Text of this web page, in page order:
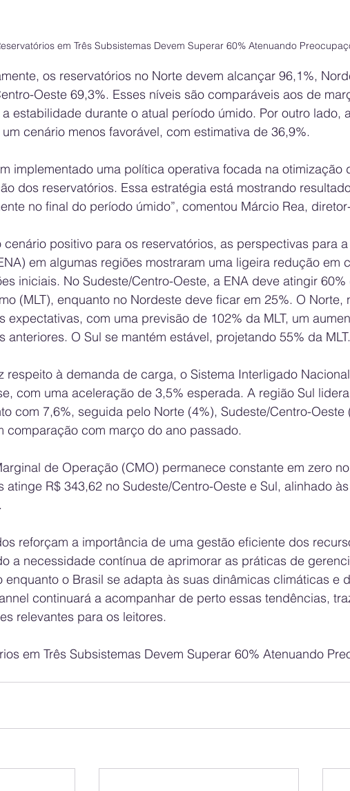
em Três Subsistemas Devem Superar 60% Atenuando
os reservatórios no Norte devem alcançar 96,1%,
Oeste 69,3%. Esses níveis são comparáveis aos de
estabilidade durante o atual período úmido. Por outro lado,
cenário menos favorável, com estimativa de 36,9%.
implementado uma política operativa focada na otimização
dos reservatórios. Essa estratégia está mostrando
no final do período úmido”, comentou Márcio Rea,
cenário positivo para os reservatórios, as perspectivas para
em algumas regiões mostraram uma ligeira redução em
iniciais. No Sudeste/Centro-Oeste, a ENA deve atingir
(MLT), enquanto no Nordeste deve ficar em 25%. O Norte,
expectativas, com uma previsão de 102% da MLT, um
anteriores. O Sul se mantém estável, projetando 55% da MLT.
respeito à demanda de carga, o Sistema Interligado
com uma aceleração de 3,5% esperada. A região Sul
com 7,6%, seguida pelo Norte (4%), Sudeste/Centro-Oeste
comparação com março do ano passado.
de Operação (CMO) permanece constante em zero
atinge R$ 343,62 no Sudeste/Centro-Oeste e Sul, alinhado
reforçam a importância de uma gestão eficiente dos
a necessidade contínua de aprimorar as práticas de
enquanto o Brasil se adapta às suas dinâmicas climáticas e
continuará a acompanhar de perto essas tendências,
relevantes para os leitores.
em Três Subsistemas Devem Superar 60% Atenuando